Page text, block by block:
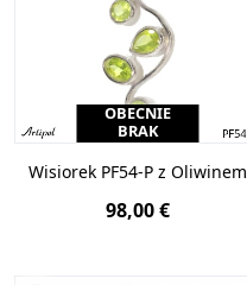
OBECNIE
BRAK
Wisiorek PF54-P z Oliwinem
98,00 €